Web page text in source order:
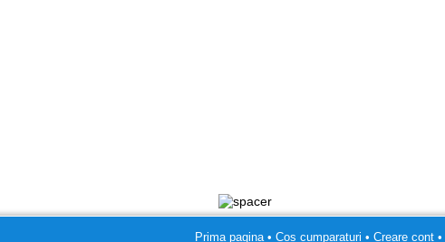
Prima pagina• Cos cumparaturi • Creare cont•